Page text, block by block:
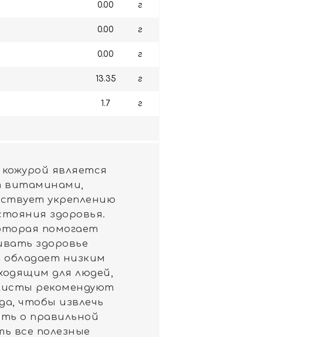
0.00 г
0.00 г
0.00 г
13.35 г
1.7 г
является
витаминами,
укреплению
здоровья.
помогает
здоровье
низким
для людей,
рекомендуют
чтобы извлечь
о правильной
все полезные